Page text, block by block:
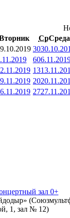
СрСреда
30
6
13
20
27
зал 0+
1, зал № 12)